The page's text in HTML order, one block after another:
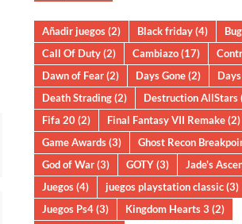
Añadir juegos(2) Black friday(4)
Call Of Duty(2) Cambiazo(17)
Dawn of Fear(2) Days Gone(2)
Death Strading(2) Destruction AllStars
Fifa 20(2) Final Fantasy VII Remake(2)
Game Awards(3) Ghost Recon
God of War(3) GOTY(3) Jade's
Juegos(4) juegos playstation classic(3)
Juegos Ps4(3) Kingdom Hearts 3 (2)